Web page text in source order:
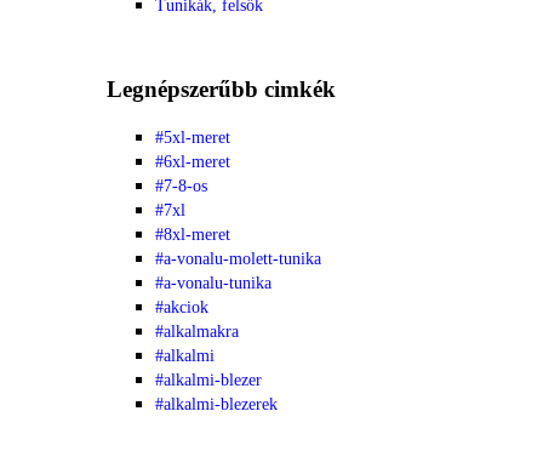
Tunikák, felsők
Legnépszerűbb cimkék
#5xl-meret
#6xl-meret
#7-8-os
#7xl
#8xl-meret
#a-vonalu-molett-tunika
#a-vonalu-tunika
#akciok
#alkalmakra
#alkalmi
#alkalmi-blezer
#alkalmi-blezerek